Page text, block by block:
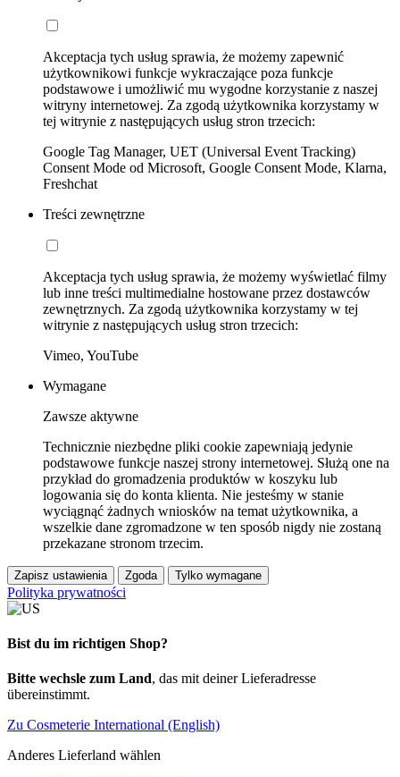
Akceptacja tych usług sprawia, że możemy zapewnić
użytkownikowi funkcje wykraczające poza funkcje
podstawowe i umożliwić mu wygodne korzystanie z naszej
witryny internetowej. Za zgodą użytkownika korzystamy w
tej witrynie z następujących usług stron trzecich:
Google Tag Manager, UET (Universal Event Tracking)
Consent Mode od Microsoft, Google Consent Mode, Klarna,
Freshchat
Treści zewnętrzne
Akceptacja tych usług sprawia, że możemy wyświetlać filmy
lub inne treści multimedialne hostowane przez dostawców
zewnętrznych. Za zgodą użytkownika korzystamy w tej
witrynie z następujących usług stron trzecich:
Vimeo, YouTube
Wymagane
Zawsze aktywne
Technicznie niezbędne pliki cookie zapewniają jedynie
podstawowe funkcje naszej strony internetowej. Służą one na
przykład do gromadzenia produktów w koszyku lub
logowania się do konta klienta. Nie jesteśmy w stanie
wyciągnąć żadnych wniosków na temat użytkownika, a
wszelkie dane zgromadzone w ten sposób nigdy nie zostaną
przekazane stronom trzecim.
Zapisz ustawienia Zgoda Tylko wymagane
Polityka prywatności
Bist du im richtigen Shop?
Bitte wechsle zum Land, das mit deiner Lieferadresse
übereinstimmt.
Zu Cosmeterie International (English)
Anderes Lieferland wählen